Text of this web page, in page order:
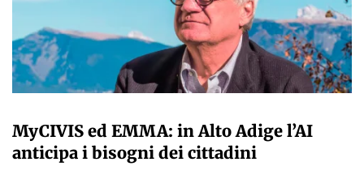
MyCIVIS ed EMMA: in Alto Adige l’AI
anticipa i bisogni dei cittadini